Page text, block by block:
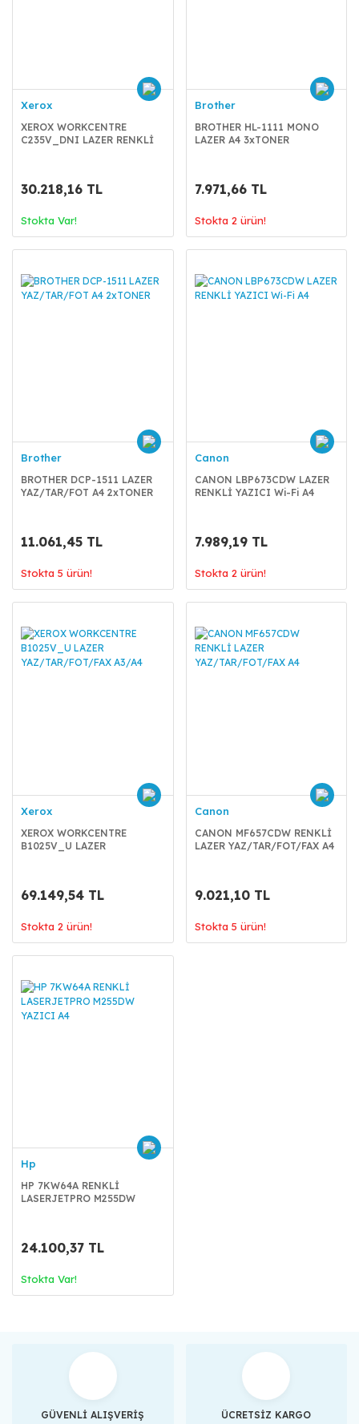
Xerox
XEROX WORKCENTRE
C235V_DNI LAZER RENKLİ
30.218,16 TL
Stokta Var!
Brother
BROTHER HL-1111 MONO
LAZER A4 3xTONER
7.971,66 TL
Stokta 2 ürün!
Brother
BROTHER DCP-1511 LAZER
YAZ/TAR/FOT A4 2xTONER
11.061,45 TL
Stokta 5 ürün!
Canon
CANON LBP673CDW LAZER
RENKLİ YAZICI Wi-Fi A4
7.989,19 TL
Stokta 2 ürün!
Xerox
XEROX WORKCENTRE
B1025V_U LAZER
69.149,54 TL
Stokta 2 ürün!
Canon
CANON MF657CDW RENKLİ
LAZER YAZ/TAR/FOT/FAX A4
9.021,10 TL
Stokta 5 ürün!
Hp
HP 7KW64A RENKLİ
LASERJETPRO M255DW
24.100,37 TL
Stokta Var!
GÜVENLİ ALIŞVERİŞ ÜCRETSİZ KARGO